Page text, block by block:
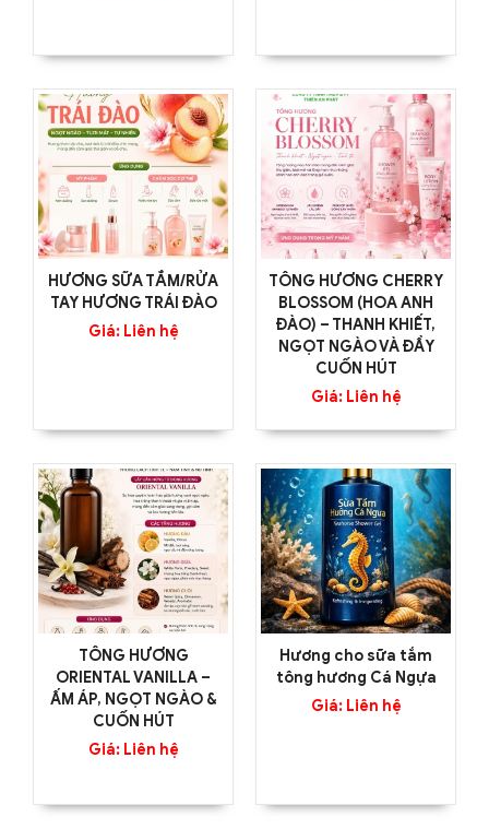
HƯƠNG SỮA TẮM/RỬA
TAY HƯƠNG TRÁI ĐÀO
Giá: Liên hệ
TÔNG HƯƠNG CHERRY
BLOSSOM (HOA ANH
ĐÀO) – THANH KHIẾT,
NGỌT NGÀO VÀ ĐẦY
CUỐN HÚT
Giá: Liên hệ
TÔNG HƯƠNG
ORIENTAL VANILLA –
ẤM ÁP, NGỌT NGÀO &
CUỐN HÚT
Giá: Liên hệ
Hương cho sữa tắm
tông hương Cá Ngựa
Giá: Liên hệ